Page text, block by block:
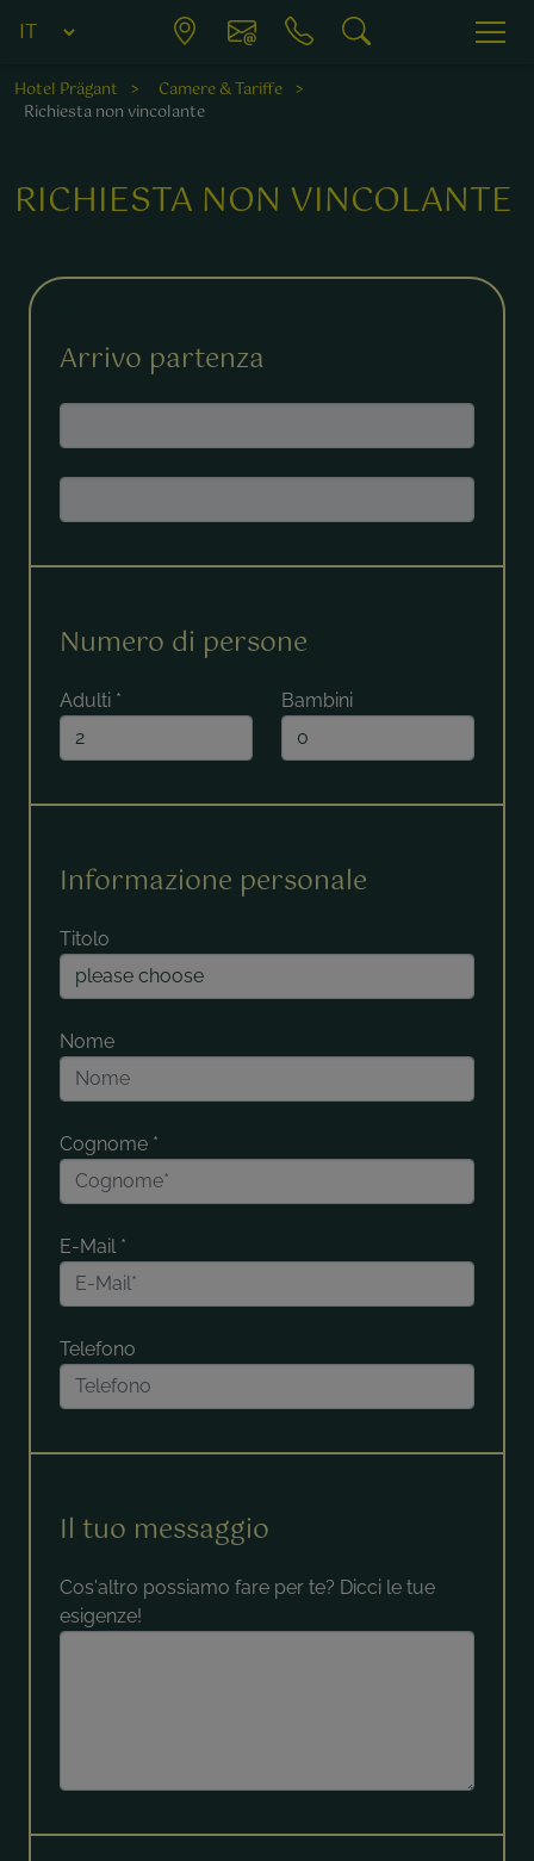
Hotel Prägant
Camere & Tariffe
Richiesta non vincolante
RICHIESTA NON VINCOLANTE
Arrivo partenza
Numero di persone
Adulti * Bambini
Informazione personale
Titolo
Nome
Cognome *
E-Mail *
Telefono
Il tuo messaggio
Cos'altro possiamo fare per te? Dicci le tue
esigenze!